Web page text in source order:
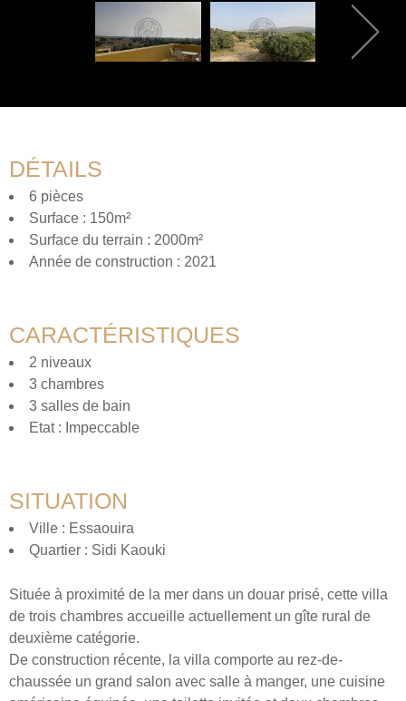
DÉTAILS
6 pièces
Surface : 150m²
Surface du terrain : 2000m²
Année de construction : 2021
CARACTÉRISTIQUES
2 niveaux
3 chambres
3 salles de bain
Etat : Impeccable
SITUATION
Ville : Essaouira
Quartier : Sidi Kaouki
Située à proximité de la mer dans un douar prisé, cette villa
de trois chambres accueille actuellement un gîte rural de
deuxième catégorie.
De construction récente, la villa comporte au rez-de-
chaussée un grand salon avec salle à manger, une cuisine